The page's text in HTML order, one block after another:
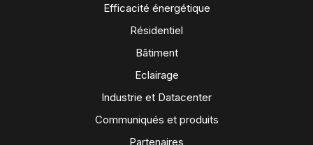
Efficacité énergétique
Résidentiel
Bâtiment
Eclairage
Industrie et Datacenter
Communiqués et produits
Partenaires